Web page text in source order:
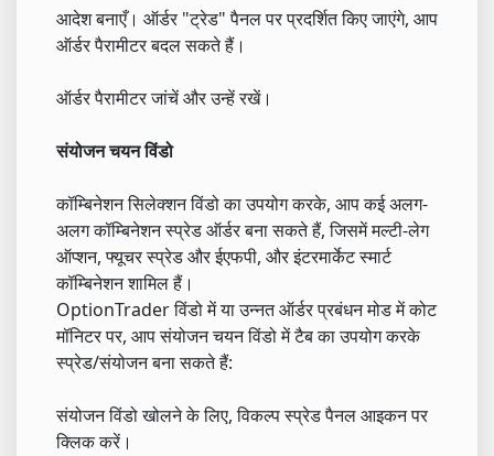
आदेश बनाएँ। ऑर्डर "ट्रेड" पैनल पर प्रदर्शित किए जाएंगे, आप
ऑर्डर पैरामीटर बदल सकते हैं।
ऑर्डर पैरामीटर जांचें और उन्हें रखें।
संयोजन चयन विंडो
कॉम्बिनेशन सिलेक्शन विंडो का उपयोग करके, आप कई अलग-
अलग कॉम्बिनेशन स्प्रेड ऑर्डर बना सकते हैं, जिसमें मल्टी-लेग
ऑप्शन, फ्यूचर स्प्रेड और ईएफपी, और इंटरमार्केट स्मार्ट
कॉम्बिनेशन शामिल हैं।
OptionTrader विंडो में या उन्नत ऑर्डर प्रबंधन मोड में कोट
मॉनिटर पर, आप संयोजन चयन विंडो में टैब का उपयोग करके
स्प्रेड/संयोजन बना सकते हैं:
संयोजन विंडो खोलने के लिए, विकल्प स्प्रेड पैनल आइकन पर
क्लिक करें।